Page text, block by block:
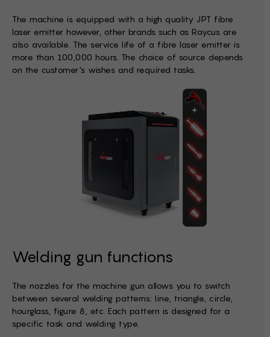
The machine is equipped with a high quality JPT fibre
laser emitter however, other brands such as Raycus are
also available. The service life of a fibre laser emitter is
more than 100,000 hours. The choice of source depends
on the customer's wishes and required tasks.
Welding gun functions
The nozzles for the machine gun allows you to switch
between several welding patterns: line, triangle, circle,
hourglass, figure 8, etc. Each pattern is designed for a
specific task and welding type.